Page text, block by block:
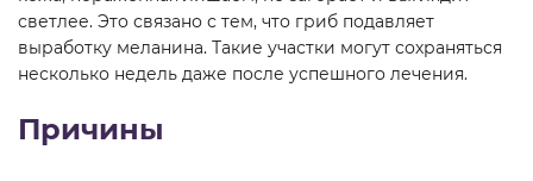
светлее. Это связано с тем, что гриб подавляет
выработку меланина. Такие участки могут сохраняться
несколько недель даже после успешного лечения.
Причины